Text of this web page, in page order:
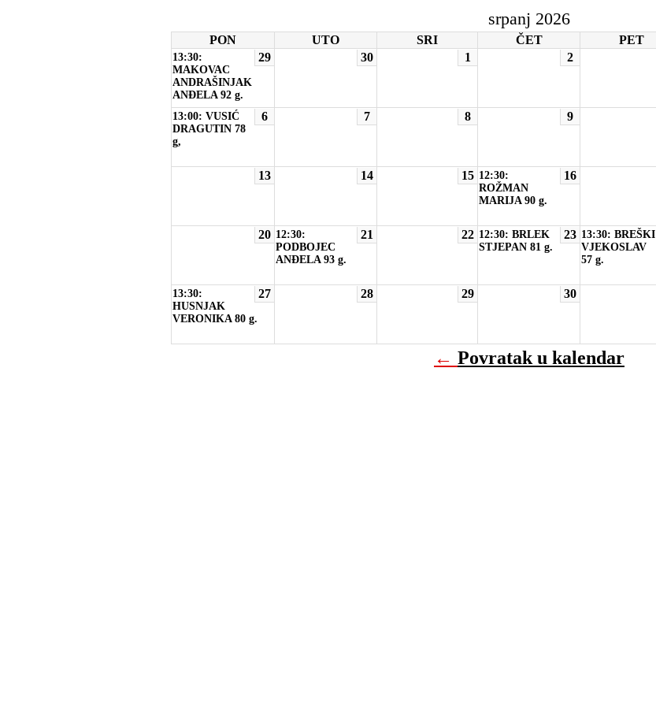
srpanj 2026
PON UTO SRI ČET PET
29
13:30:
MAKOVAC
ANDRAŠINJAK
ANĐELA 92 g.
30 1 2
6
13:00: VUSIĆ
DRAGUTIN 78
g,
7 8 9
13 14 15 16
12:30:
ROŽMAN
MARIJA 90 g.
20 21
12:30:
PODBOJEC
ANĐELA 93 g.
22 23
12:30: BRLEK
STJEPAN 81 g.
13:30: BREŠKI
VJEKOSLAV
57 g.
27
13:30:
HUSNJAK
VERONIKA 80 g.
28 29 30
← Povratak u kalendar